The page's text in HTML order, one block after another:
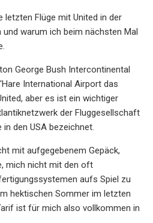
letzten Flüge mit United in der
warum ich beim nächsten Mal
George Bush Intercontinental
International Airport das
aber es ist ein wichtiger
der Fluggesellschaft
den USA bezeichnet.
mit aufgegebenem Gepäck,
mich nicht mit den oft
aufs Spiel zu
hektischen Sommer im letzten
ist für mich also vollkommen in